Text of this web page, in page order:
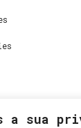
a sua
envie-nos